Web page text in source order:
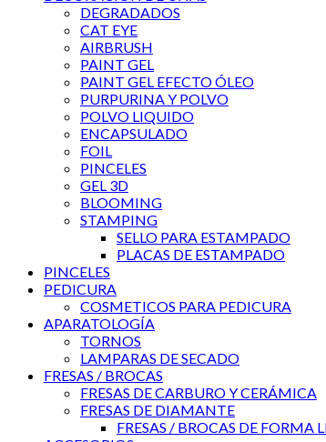
DEGRADADOS
CAT EYE
AIRBRUSH
PAINT GEL
PAINT GEL EFECTO ÓLEO
PURPURINA Y POLVO
POLVO LIQUIDO
ENCAPSULADO
FOIL
PINCELES
GEL 3D
BLOOMING
STAMPING
SELLO PARA ESTAMPADO
PLACAS DE ESTAMPADO
PINCELES
PEDICURA
COSMETICOS PARA PEDICURA
APARATOLOGÍA
TORNOS
LAMPARAS DE SECADO
FRESAS / BROCAS
FRESAS DE CARBURO Y CERÁMICA
FRESAS DE DIAMANTE
FRESAS / BROCAS DE FORMA